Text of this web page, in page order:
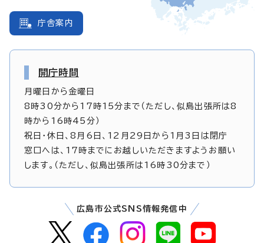
庁舎案内
開庁時間
月曜日から金曜日
8時30分から17時15分まで（ただし、似島出張所は8
時から16時45分）
祝日・休日、8月6日、12月29日から1月3日は閉庁
窓口へは、17時までにお越しいただきますようお願い
します。（ただし、似島出張所は16時30分まで）
広島市公式SNS情報発信中